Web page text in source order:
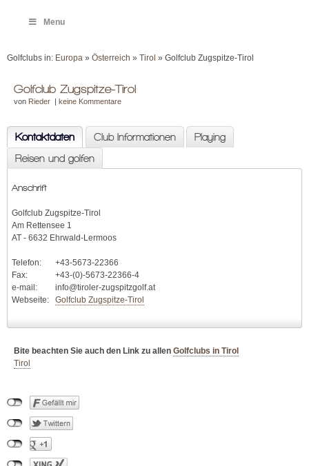
Menu
Golfclubs in: Europa » Österreich » Tirol » Golfclub Zugspitze-Tirol
Golfclub Zugspitze-Tirol
von Rieder | keine Kommentare
Kontaktdaten Club Informationen
Playing
Reisen und golfen
Anschrift
Golfclub Zugspitze-Tirol
Am Rettensee 1
AT - 6632 Ehrwald-Lermoos
Telefon:
+43-5673-22366
Fax:
+43-(0)-5673-22366-4
e-mail:
info@tiroler-zugspitzgolf.at
Webseite:
Golfclub Zugspitze-Tirol
Bite beachten Sie auch den Link zu allen Golfclubs in Tirol
Tirol